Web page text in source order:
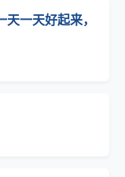
一天好起来，